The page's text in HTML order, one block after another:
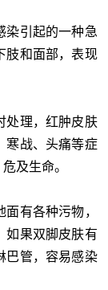
染引起的一种急
肢和面部，表现
处理，红肿皮肤
寒战、头痛等症
及生命。
有各种污物，
如果双脚皮肤有
巴管，容易感染